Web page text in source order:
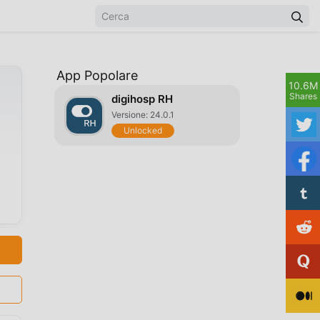
App Popolare
digihosp RH
Versione: 24.0.1
Unlocked
10.6M
Shares